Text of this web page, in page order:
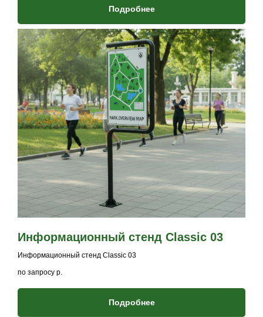
Подробнее
Информационный стенд Classic 03
Информационный стенд Classic 03
по запросу р.
Подробнее